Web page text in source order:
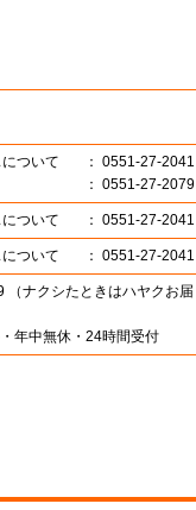
ついて
： 0551-27-2041
： 0551-27-2079
ついて ： 0551-27-2041
ついて ： 0551-27-2041
（ナクシたときはハヤクお届
年中無休・24時間受付